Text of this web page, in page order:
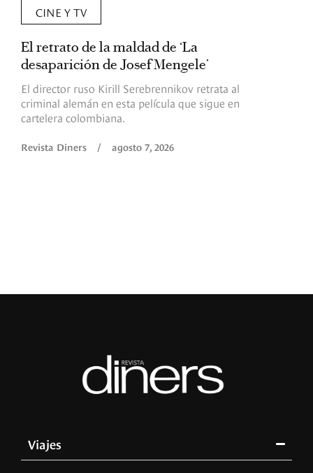
CINE Y TV
El retrato de la maldad de ‘La
desaparición de Josef Mengele’
El director ruso Kirill Serebrennikov retrata al
criminal alemán en esta película que sigue en
cartelera colombiana.
Revista Diners / agosto 7, 2026
Viajes